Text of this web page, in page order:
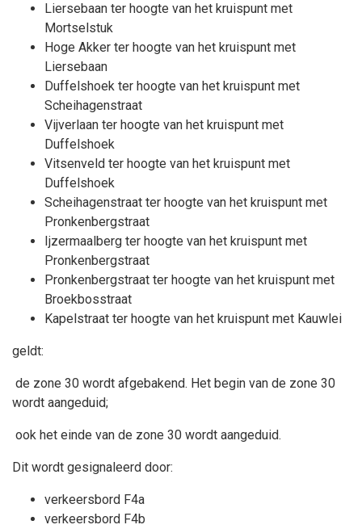
Liersebaan ter hoogte van het kruispunt met
Mortselstuk
Hoge Akker ter hoogte van het kruispunt met
Liersebaan
Duffelshoek ter hoogte van het kruispunt met
Scheihagenstraat
Vijverlaan ter hoogte van het kruispunt met
Duffelshoek
Vitsenveld ter hoogte van het kruispunt met
Duffelshoek
Scheihagenstraat ter hoogte van het kruispunt met
Pronkenbergstraat
Ijzermaalberg ter hoogte van het kruispunt met
Pronkenbergstraat
Pronkenbergstraat ter hoogte van het kruispunt met
Broekbosstraat
Kapelstraat ter hoogte van het kruispunt met Kauwlei
geldt:
de zone 30 wordt afgebakend. Het begin van de zone 30
wordt aangeduid;
ook het einde van de zone 30 wordt aangeduid.
Dit wordt gesignaleerd door:
verkeersbord F4a
verkeersbord F4b